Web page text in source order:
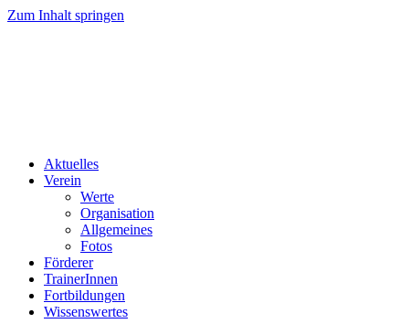
Zum Inhalt springen
Aktuelles
Verein
Werte
Organisation
Allgemeines
Fotos
Förderer
TrainerInnen
Fortbildungen
Wissenswertes